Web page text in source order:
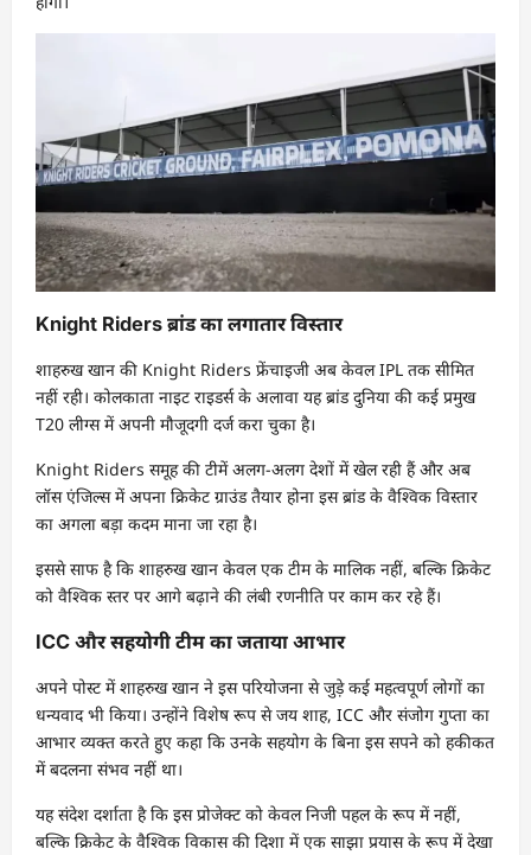
Knight Riders ब्रांड का लगातार विस्तार
शाहरुख खान की Knight Riders फ्रेंचाइजी अब केवल IPL तक सीमित
नहीं रही। कोलकाता नाइट राइडर्स के अलावा यह ब्रांड दुनिया की कई प्रमुख
T20 लीग्स में अपनी मौजूदगी दर्ज करा चुका है।
Knight Riders समूह की टीमें अलग-अलग देशों में खेल रही हैं और अब
लॉस एंजिल्स में अपना क्रिकेट ग्राउंड तैयार होना इस ब्रांड के वैश्विक विस्तार
का अगला बड़ा कदम माना जा रहा है।
इससे साफ है कि शाहरुख खान केवल एक टीम के मालिक नहीं, बल्कि क्रिकेट
को वैश्विक स्तर पर आगे बढ़ाने की लंबी रणनीति पर काम कर रहे हैं।
ICC और सहयोगी टीम का जताया आभार
अपने पोस्ट में शाहरुख खान ने इस परियोजना से जुड़े कई महत्वपूर्ण लोगों का
धन्यवाद भी किया। उन्होंने विशेष रूप से जय शाह, ICC और संजोग गुप्ता का
आभार व्यक्त करते हुए कहा कि उनके सहयोग के बिना इस सपने को हकीकत
में बदलना संभव नहीं था।
यह संदेश दर्शाता है कि इस प्रोजेक्ट को केवल निजी पहल के रूप में नहीं,
बल्कि क्रिकेट के वैश्विक विकास की दिशा में एक साझा प्रयास के रूप में देखा